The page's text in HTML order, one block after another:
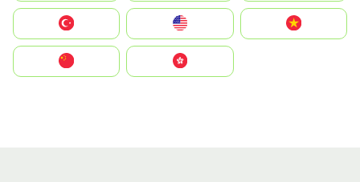
United States
中國香港特別行政區